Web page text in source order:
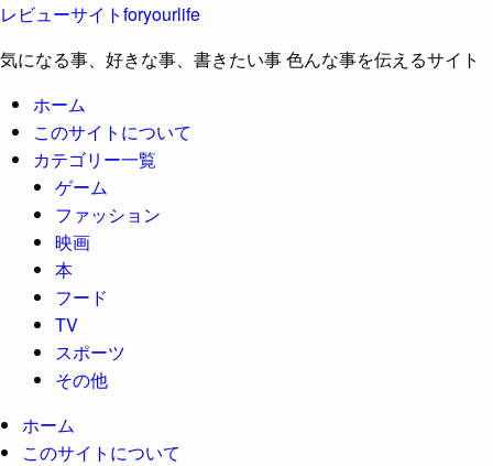
レビューサイトforyourlife
気になる事、好きな事、書きたい事 色んな事を伝えるサイト
ホーム
このサイトについて
カテゴリー一覧
ゲーム
ファッション
映画
本
フード
TV
スポーツ
その他
ホーム
このサイトについて